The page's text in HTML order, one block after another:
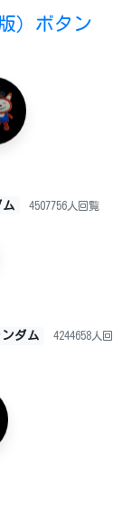
）ボタン
ム 4507756人回覧
ンダム 4244658人回